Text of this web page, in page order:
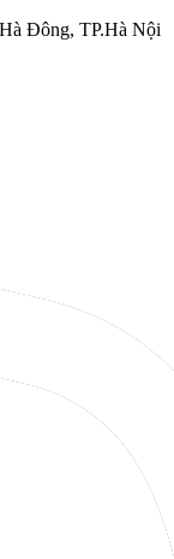
Đông, TP.Hà Nội